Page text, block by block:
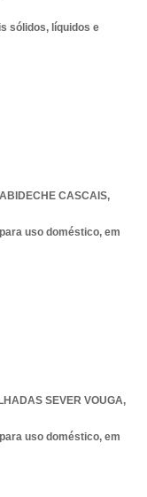
sólidos, líquidos e
CASCAIS,
uso doméstico, em
SEVER VOUGA,
uso doméstico, em